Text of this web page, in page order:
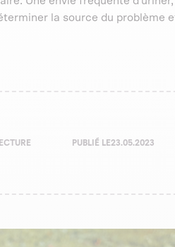
la source du problème
PUBLIÉ LE23.05.2023